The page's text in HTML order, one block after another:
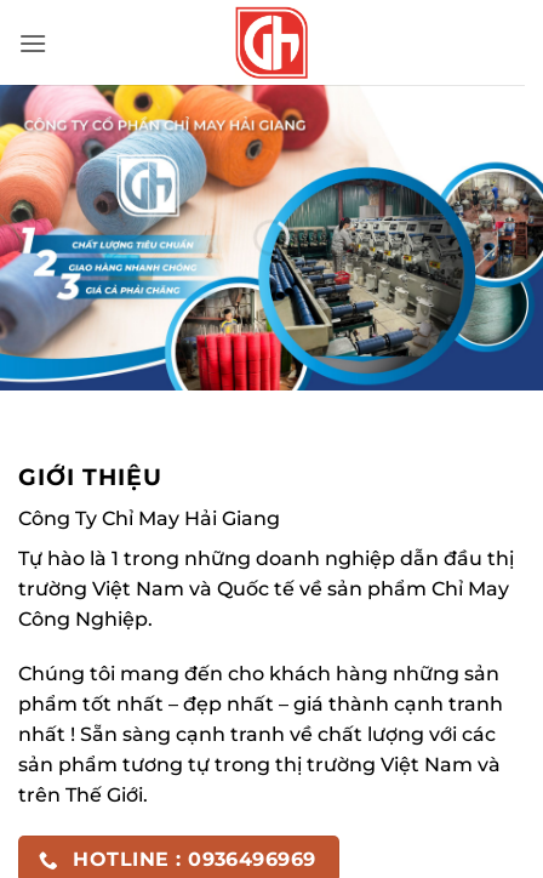
qua
dung
GIỚI THIỆU
Công Ty Chỉ May Hải Giang
Tự hào là 1 trong những doanh nghiệp dẫn đầu thị
trường Việt Nam và Quốc tế về sản phẩm Chỉ May
Công Nghiệp.
Chúng tôi mang đến cho khách hàng những sản
phẩm tốt nhất – đẹp nhất – giá thành cạnh tranh
nhất ! Sẵn sàng cạnh tranh về chất lượng với các
sản phẩm tương tự trong thị trường Việt Nam và
trên Thế Giới.
HOTLINE : 0936496969